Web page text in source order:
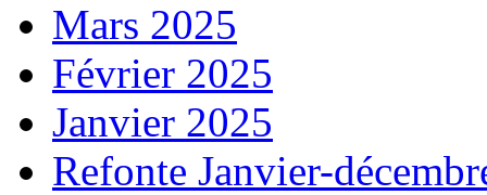
Mars 2025
Février 2025
Janvier 2025
Refonte Janvier-